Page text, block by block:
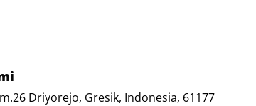
Driyorejo, Gresik, Indonesia, 61177